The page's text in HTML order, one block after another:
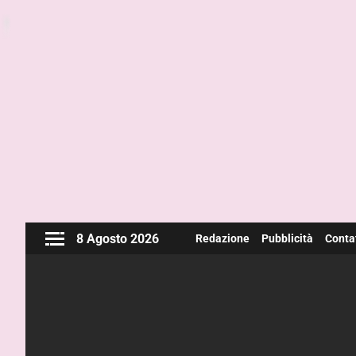
8 Agosto 2026 Redazione Pubblicità